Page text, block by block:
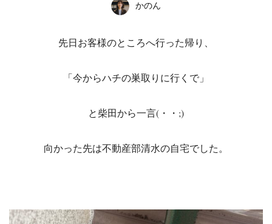
かのん
先日お客様のところへ行った帰り、
「今からハチの巣取りに行くで」
と柴田から一言(・・;)
向かった先は不動産部清水の自宅でした。